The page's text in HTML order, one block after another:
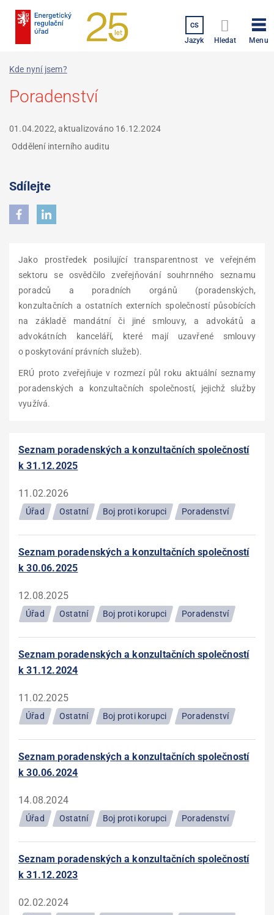
CS
Jazyk Hledat Menu
Kde nyní jsem?
Poradenství
01.04.2022, aktualizováno 16.12.2024
Oddělení interního auditu
Jako prostředek posilující transparentnost ve veřejném
sektoru se osvědčilo zveřejňování souhrnného seznamu
poradců a poradních orgánů (poradenských,
konzultačních a ostatních externích společností působících
na základě mandátní či jiné smlouvy, a advokátů a
advokátních kanceláří, které mají uzavřené smlouvy
o poskytování právních služeb).
ERÚ proto zveřejňuje v rozmezí půl roku aktuální seznamy
poradenských a konzultačních společností, jejichž služby
využívá.
Seznam poradenských a konzultačních společností
k 31.12.2025
11.02.2026
Úřad Ostatní Boj proti korupci Poradenství
Seznam poradenských a konzultačních společností
k 30.06.2025
12.08.2025
Úřad Ostatní Boj proti korupci Poradenství
Seznam poradenských a konzultačních společností
k 31.12.2024
11.02.2025
Úřad Ostatní Boj proti korupci Poradenství
Seznam poradenských a konzultačních společností
k 30.06.2024
14.08.2024
Úřad Ostatní Boj proti korupci Poradenství
Seznam poradenských a konzultačních společností
k 31.12.2023
02.02.2024
Sdílejte